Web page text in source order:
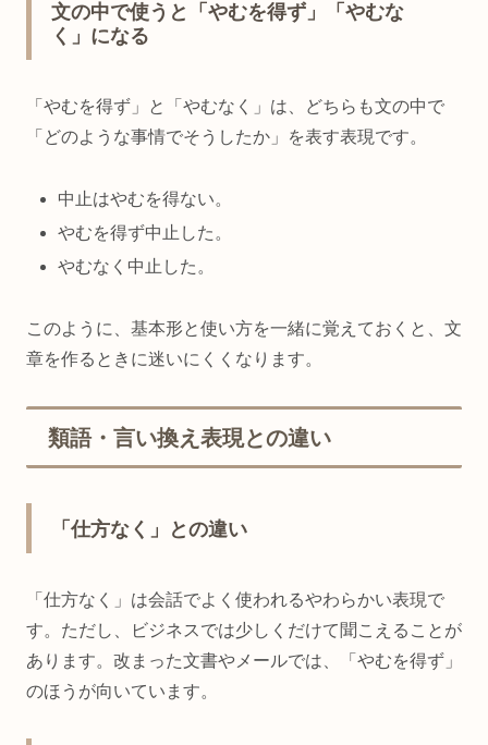
文の中で使うと「やむを得ず」「やむな
く」になる
「やむを得ず」と「やむなく」は、どちらも文の中で
「どのような事情でそうしたか」を表す表現です。
中止はやむを得ない。
やむを得ず中止した。
やむなく中止した。
このように、基本形と使い方を一緒に覚えておくと、文
章を作るときに迷いにくくなります。
類語・言い換え表現との違い
「仕方なく」との違い
「仕方なく」は会話でよく使われるやわらかい表現で
す。ただし、ビジネスでは少しくだけて聞こえることが
あります。改まった文書やメールでは、「やむを得ず」
のほうが向いています。